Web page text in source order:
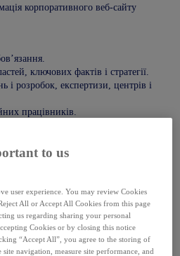
корпоративного веб-сайту
ключових фактів і стратегії.
і розробок, експертизи, центрів і
працівників.
інформації.
яку інформацію з Веб-сайту для
розуміти, що все, що Ви бачите
захищено авторським правом, якщо
використано, крім випадків,
та умовами.
to us
user experience. You may review Cookies
All or Accept All Cookies from this page
us regarding sharing your personal
Cookies or by closing this notice
“Accept All”, you agree to the storing of
navigation, measure site performance, and